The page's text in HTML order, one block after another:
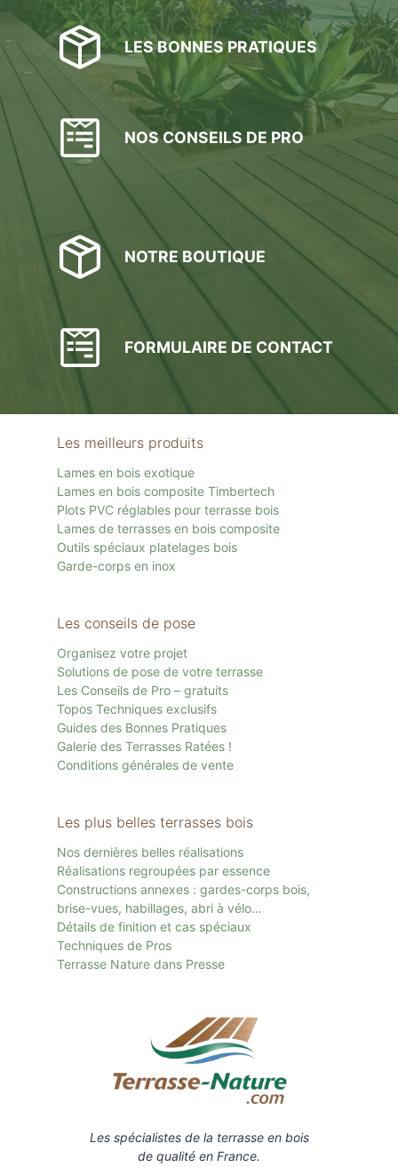
LES BONNES PRATIQUES
NOS CONSEILS DE PRO
NOTRE BOUTIQUE
FORMULAIRE DE CONTACT
Les meilleurs produits
Lames en bois exotique
Lames en bois composite Timbertech
Plots PVC réglables pour terrasse bois
Lames de terrasses en bois composite
Outils spéciaux platelages bois
Garde-corps en inox
Les conseils de pose
Organisez votre projet
Solutions de pose de votre terrasse
Les Conseils de Pro – gratuits
Topos Techniques exclusifs
Guides des Bonnes Pratiques
Galerie des Terrasses Ratées !
Conditions générales de vente
Les plus belles terrasses bois
Nos dernières belles réalisations
Réalisations regroupées par essence
Constructions annexes : gardes-corps bois,
brise-vues, habillages, abri à vélo…
Détails de finition et cas spéciaux
Techniques de Pros
Terrasse Nature dans Presse
Les spécialistes de la terrasse en bois
de qualité en France.